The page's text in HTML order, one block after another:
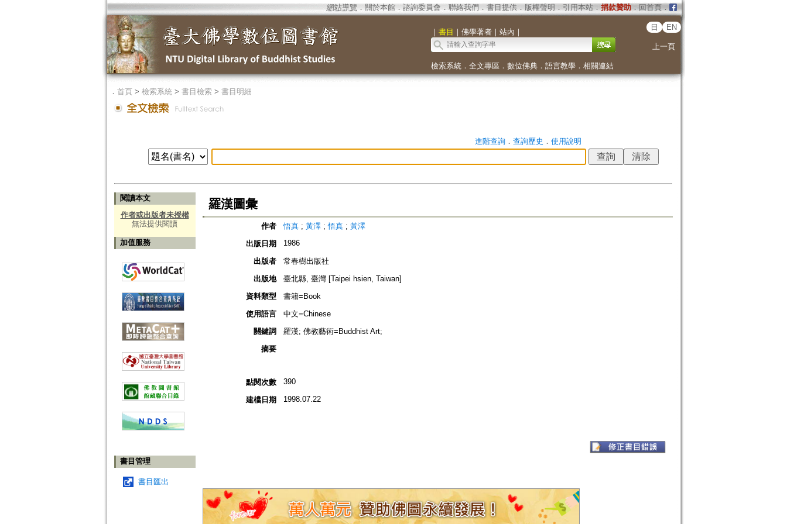
網站導覽 ． 關於本館． 諮詢委員會． 聯絡我們 ． 書目提供． 版權聲明 ． 引用本站． 捐款贊助．回首頁．
｜ 書目 ｜ 佛學著者｜ 站內 ｜
日 EN
上一頁
檢索系統． 全文專區 ． 數位佛典． 語言教學． 相關連結
． 首頁> 檢索系統> 書目檢索> 書目明細
進階查詢． 查詢歷史 ． 使用說明
閱讀本文
作者或出版者未授權
無法提供閱讀
加值服務
書目管理
書目匯出
羅漢圖彙
作者 悟真; 黃澤;悟真; 黃澤
出版日期
1986
出版者
常春樹出版社
出版地
臺北縣, 臺灣 [Taipei hsien, Taiwan]
資料類型
書籍=Book
使用語言
中文=Chinese
關鍵詞
羅漢; 佛教藝術=Buddhist Art;
摘要
點閱次數 390
建檔日期 1998.07.22